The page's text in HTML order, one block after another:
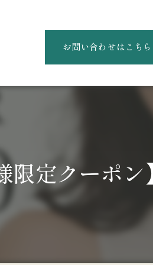
お問い合わせはこちら
定クーポン】